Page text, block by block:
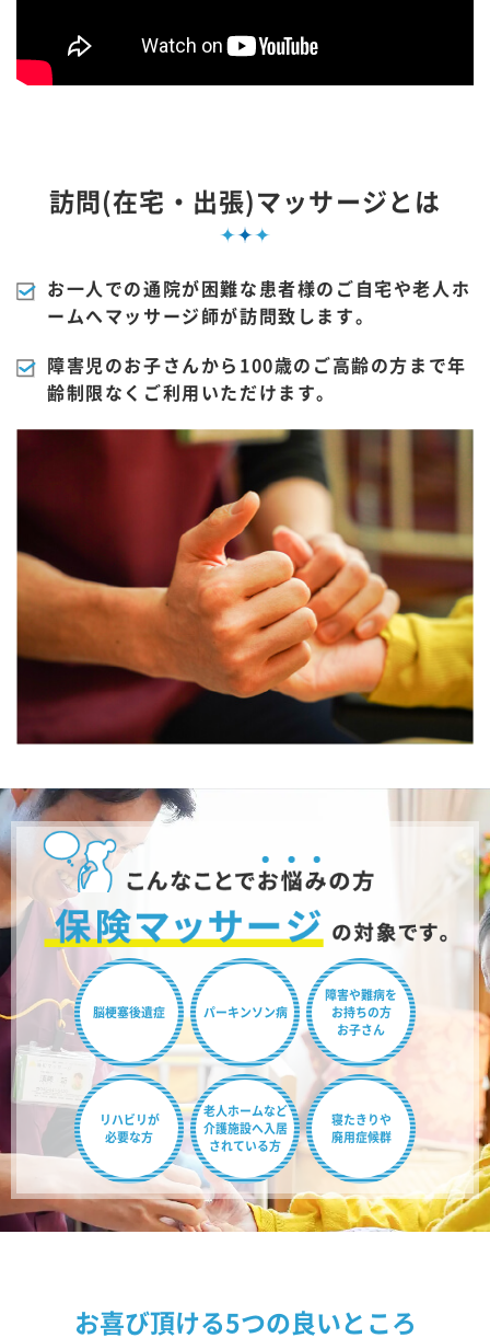
訪問(在宅・出張)マッサージとは
お一人での通院が困難な患者様のご自宅や老人ホ
ームへマッサージ師が訪問致します。
障害児のお子さんから100歳のご高齢の方まで年
齢制限なくご利用いただけます。
脳梗塞後遺症 パーキンソン病
障害や難病を
お持ちの方
お子さん
リハビリが
必要な方
老人ホームなど
介護施設へ入居
されている方
寝たきりや
廃用症候群
お喜び頂ける5つの良いところ